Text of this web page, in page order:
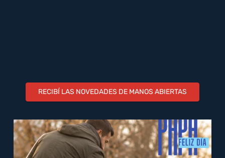
RECIBÍ LAS NOVEDADES DE MANOS ABIERTAS